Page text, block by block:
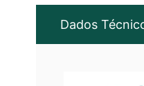
Dados